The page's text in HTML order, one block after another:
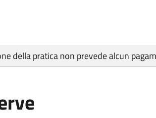
della pratica non prevede alcun